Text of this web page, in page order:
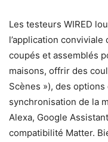
Les testeurs WIRED
l’application
coupés et assemblés
maisons, offrir des
Scènes »), des
synchronisation de la
Alexa, Google
compatibilité Matter.